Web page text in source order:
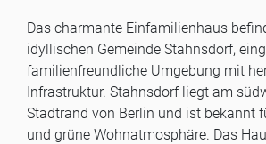
Das charmante Einfamilienhaus
idyllischen Gemeinde Stahnsdorf,
familienfreundliche Umgebung mit
Infrastruktur. Stahnsdorf liegt am
Stadtrand von Berlin und ist bekannt
und grüne Wohnatmosphäre. Das